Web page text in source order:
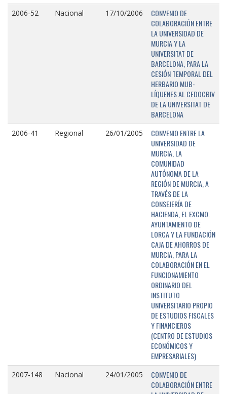
2006-52 Nacional 17/10/2006
CONVENIO DE
COLABORACIÓN ENTRE
LA UNIVERSIDAD DE
MURCIA Y LA
UNIVERSITAT DE
BARCELONA, PARA LA
CESIÓN TEMPORAL DEL
HERBARIO MUB-
LÍQUENES AL CEDOCBIV
DE LA UNIVERSITAT DE
BARCELONA
2006-41 Regional 26/01/2005
CONVENIO ENTRE LA
UNIVERSIDAD DE
MURCIA, LA
COMUNIDAD
AUTÓNOMA DE LA
REGIÓN DE MURCIA, A
TRAVÉS DE LA
CONSEJERÍA DE
HACIENDA, EL EXCMO.
AYUNTAMIENTO DE
LORCA Y LA FUNDACIÓN
CAJA DE AHORROS DE
MURCIA, PARA LA
COLABORACIÓN EN EL
FUNCIONAMIENTO
ORDINARIO DEL
INSTITUTO
UNIVERSITARIO PROPIO
DE ESTUDIOS FISCALES
Y FINANCIEROS
(CENTRO DE ESTUDIOS
ECONÓMICOS Y
EMPRESARIALES)
2007-148 Nacional 24/01/2005
CONVENIO DE
COLABORACIÓN ENTRE